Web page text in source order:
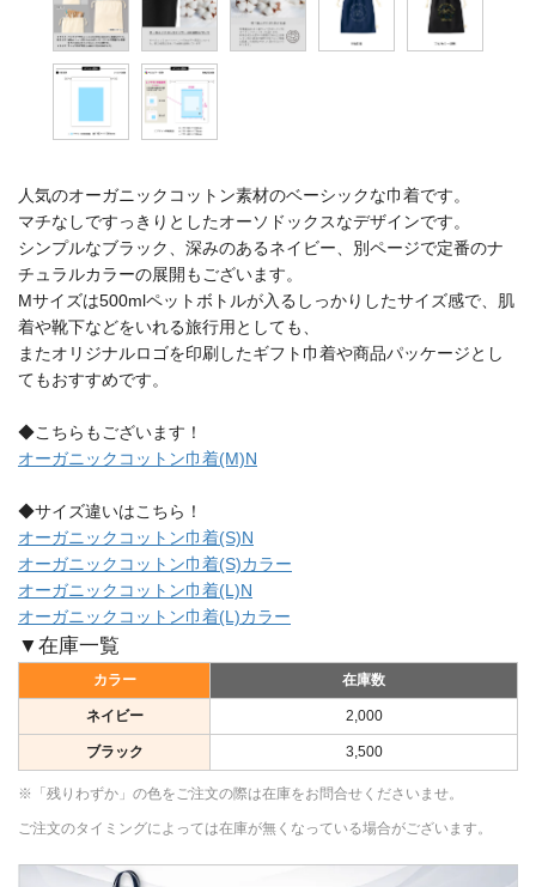
人気のオーガニックコットン素材のベーシックな巾着です。
マチなしですっきりとしたオーソドックスなデザインです。
シンプルなブラック、深みのあるネイビー、別ページで定番のナ
チュラルカラーの展開もございます。
Mサイズは500mlペットボトルが入るしっかりしたサイズ感で、肌
着や靴下などをいれる旅行用としても、
またオリジナルロゴを印刷したギフト巾着や商品パッケージとし
てもおすすめです。
◆こちらもございます！
オーガニックコットン巾着(M)N
◆サイズ違いはこちら！
オーガニックコットン巾着(S)N
オーガニックコットン巾着(S)カラー
オーガニックコットン巾着(L)N
オーガニックコットン巾着(L)カラー
▼在庫一覧
カラー 在庫数
ネイビー 2,000
ブラック 3,500
※「残りわずか」の色をご注文の際は在庫をお問合せくださいませ。
ご注文のタイミングによっては在庫が無くなっている場合がございます。